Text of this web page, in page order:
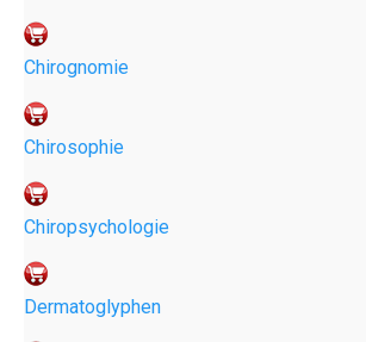
Chirognomie
Chirosophie
Chiropsychologie
Dermatoglyphen